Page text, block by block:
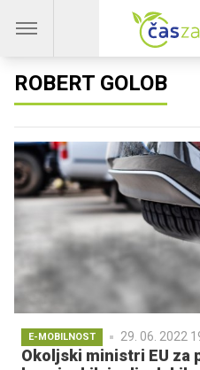
ROBERT GOLOB
E-MOBILNOST 29. 06. 2022
Okoljski ministri EU za